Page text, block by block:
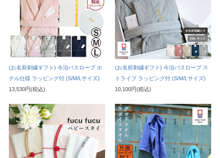
(お名前刺繍ギフト) 今治バスローブ ホ
テル仕様 ラッピング付 (S/M/Lサイズ)
13,530円(税込)
(お名前刺繍ギフト) 今治バスローブ ス
トライプ ラッピング付 (S/M/Lサイズ)
10,100円(税込)